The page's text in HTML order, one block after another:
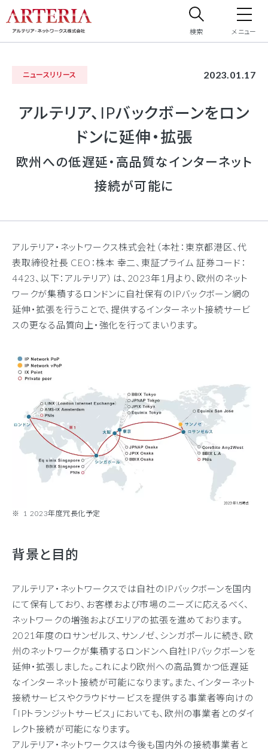
検索 メニュー
ニュースリリース 2023.01.17
アルテリア、IPバックボーンをロン
ドンに延伸・拡張
欧州への低遅延・高品質なインターネット
接続が可能に
アルテリア・ネットワークス株式会社（本社：東京都港区、代
表取締役社長 CEO：株本 幸二、東証プライム 証券コード：
4423、以下：アルテリア）は、2023年1月より、欧州のネット
ワークが集積するロンドンに自社保有のIPバックボーン網の
延伸・拡張を行うことで、提供するインターネット接続サービ
スの更なる品質向上・強化を行ってまいります。
1 2023年度冗長化予定
背景と目的
アルテリア・ネットワークスでは自社のIPバックボーンを国内
にて保有しており、お客様および市場のニーズに応えるべく、
ネットワークの増強およびエリアの拡張を進めております。
2021年度のロサンゼルス、サンノゼ、シンガポールに続き、欧
州のネットワークが集積するロンドンへ自社IPバックボーンを
延伸・拡張しました。これにより欧州への高品質かつ低遅延
なインターネット接続が可能になります。また、インターネット
接続サービスやクラウドサービスを提供する事業者等向けの
「IPトランジットサービス」においても、欧州の事業者とのダイ
レクト接続が可能になります。
アルテリア・ネットワークスは今後も国内外の接続事業者と